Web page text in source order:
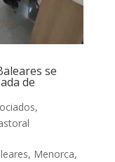
se
de
,
Menorca,